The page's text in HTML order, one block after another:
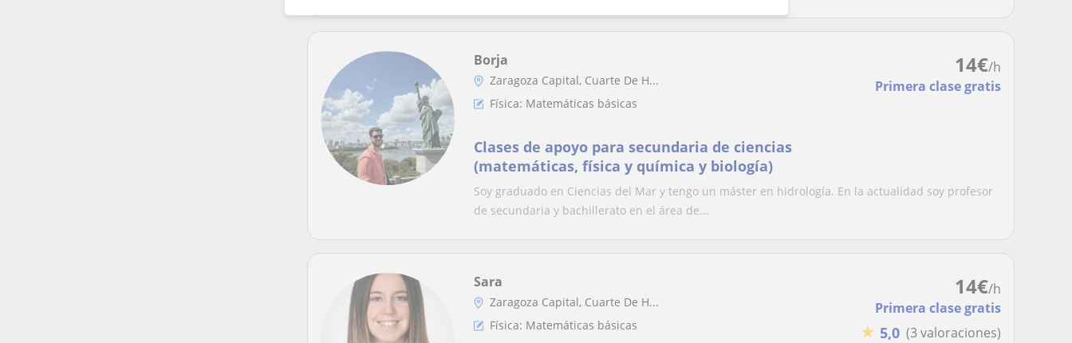
14€/h
Primera clase gratis
Borja
Zaragoza Capital, Cuarte De H...
Física: Matemáticas básicas
Clases de apoyo para secundaria de ciencias
(matemáticas, física y química y biología)
Soy graduado en Ciencias del Mar y tengo un máster en hidrología. En la actualidad soy profesor
de secundaria y bachillerato en el área de...
14€/h
Primera clase gratis
★ 5,0 (3 valoraciones)
Sara
Zaragoza Capital, Cuarte De H...
Física: Matemáticas básicas